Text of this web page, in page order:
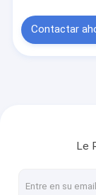
Casos
analizador
Escáner
observación
Contactar
Le